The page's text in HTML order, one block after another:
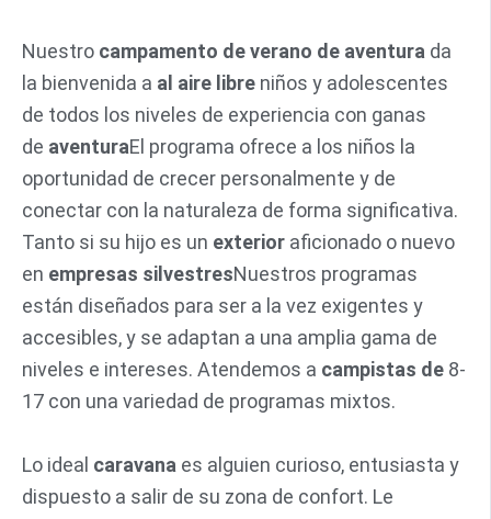
Nuestro campamento de verano de aventura da
la bienvenida a al aire libre niños y adolescentes
de todos los niveles de experiencia con ganas
de aventuraEl programa ofrece a los niños la
oportunidad de crecer personalmente y de
conectar con la naturaleza de forma significativa.
Tanto si su hijo es un exterior aficionado o nuevo
en empresas silvestresNuestros programas
están diseñados para ser a la vez exigentes y
accesibles, y se adaptan a una amplia gama de
niveles e intereses. Atendemos a campistas de 8-
17 con una variedad de programas mixtos.
Lo ideal caravana es alguien curioso, entusiasta y
dispuesto a salir de su zona de confort. Le